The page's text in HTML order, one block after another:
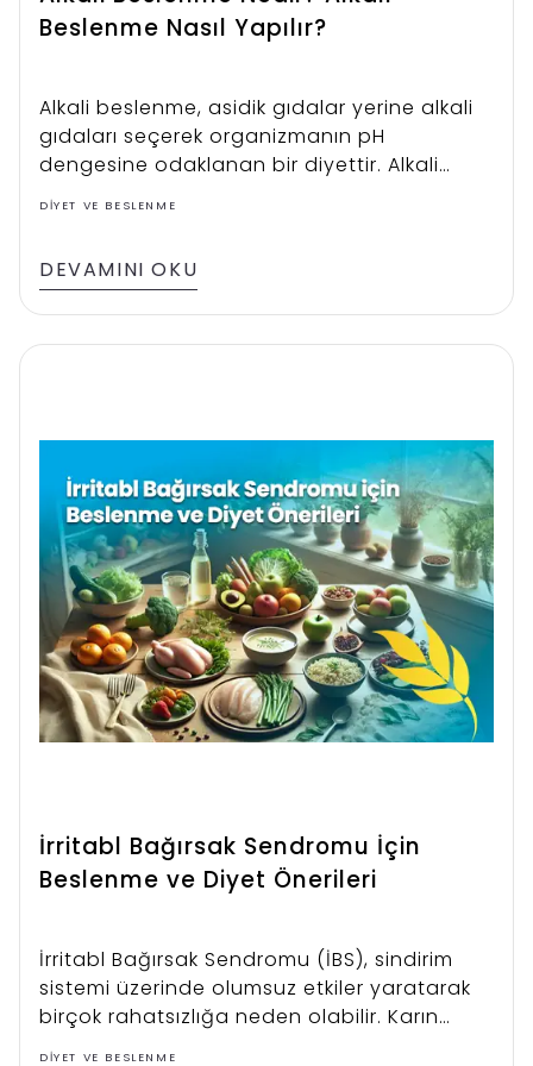
Beslenme Nasıl Yapılır?
Alkali beslenme, asidik gıdalar yerine alkali
gıdaları seçerek organizmanın pH
dengesine odaklanan bir diyettir. Alkali
beslenme, son yıllarda bazı wellness
desteğinden kilo yönetimine kadar birçok
fayda sunar. Alkali beslenme, asidik yükü
kaçırmadığınızdan emin olun.
DIYET VE BESLENME
DEVAMINI OKU
İrritabl Bağırsak Sendromu İçin
Beslenme ve Diyet Önerileri
İrritabl Bağırsak Sendromu (İBS), sindirim
sistemi üzerinde olumsuz etkiler yaratarak
birçok rahatsızlığa neden olabilir. Karın
ağrıları, şişkinlik, gaz ve değişken bağırsak
DIYET VE BESLENME